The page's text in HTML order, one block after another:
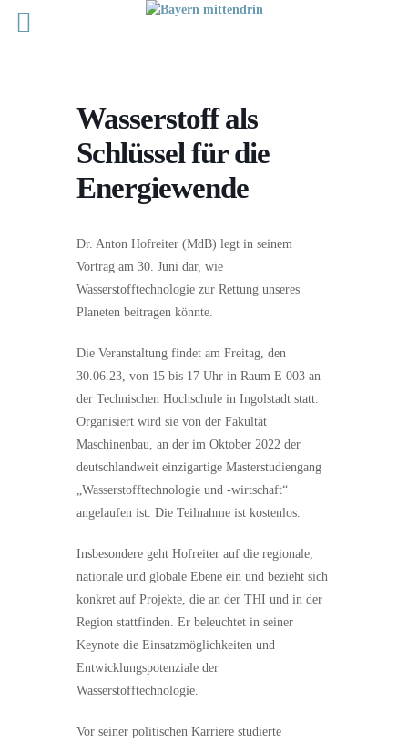
Wasserstoff als
Schlüssel für die
Energiewende
Dr. Anton Hofreiter (MdB) legt in seinem
Vortrag am 30. Juni dar, wie
Wasserstofftechnologie zur Rettung unseres
Planeten beitragen könnte.
Die Veranstaltung findet am Freitag, den
30.06.23, von 15 bis 17 Uhr in Raum E 003 an
der Technischen Hochschule in Ingolstadt statt.
Organisiert wird sie von der Fakultät
Maschinenbau, an der im Oktober 2022 der
deutschlandweit einzigartige Masterstudiengang
„Wasserstofftechnologie und -wirtschaft“
angelaufen ist. Die Teilnahme ist kostenlos.
Insbesondere geht Hofreiter auf die regionale,
nationale und globale Ebene ein und bezieht sich
konkret auf Projekte, die an der THI und in der
Region stattfinden. Er beleuchtet in seiner
Keynote die Einsatzmöglichkeiten und
Entwicklungspotenziale der
Wasserstofftechnologie.
Vor seiner politischen Karriere studierte